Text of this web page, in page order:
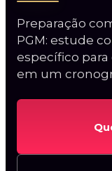
Curso
Preparação
PGM: estude
específico
em um